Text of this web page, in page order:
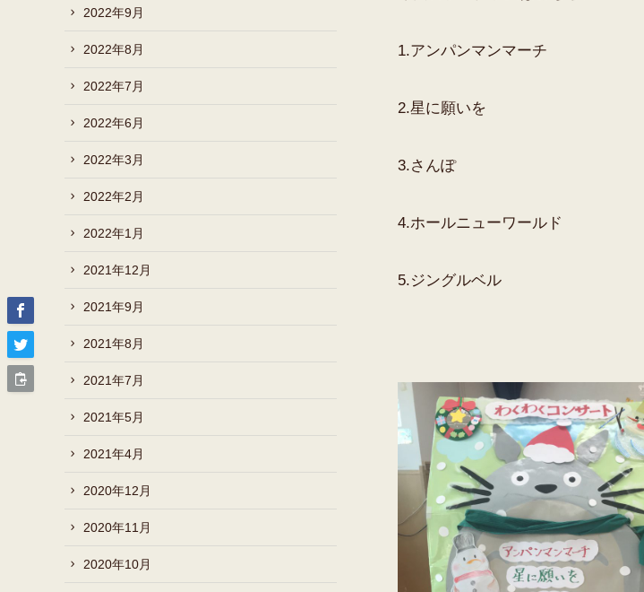
1.アンパンマンマーチ
2.星に願いを
3.さんぽ
4.ホールニューワールド
5.ジングルベル
2022年9月
2022年8月
2022年7月
2022年6月
2022年3月
2022年2月
2022年1月
2021年12月
2021年9月
2021年8月
2021年7月
2021年5月
2021年4月
2020年12月
2020年11月
2020年10月